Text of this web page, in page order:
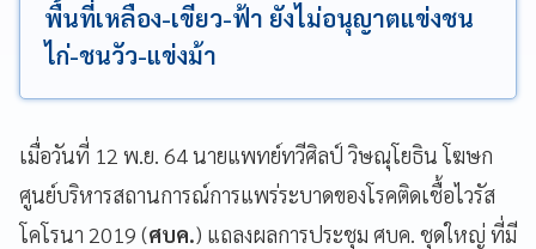
พื้นที่เหลือง-เขียว-ฟ้า ยังไม่อนุญาตแข่งชน
ไก่-ชนวัว-แข่งม้า
เมื่อวันที่ 12 พ.ย. 64 นายแพทย์ทวีศิลป์ วิษณุโยธิน โฆษก
ศูนย์บริหารสถานการณ์การแพร่ระบาดของโรคติดเชื้อไวรัส
โคโรนา 2019 (ศบค.) แถลงผลการประชุม ศบค. ชุดใหญ่ ที่มี